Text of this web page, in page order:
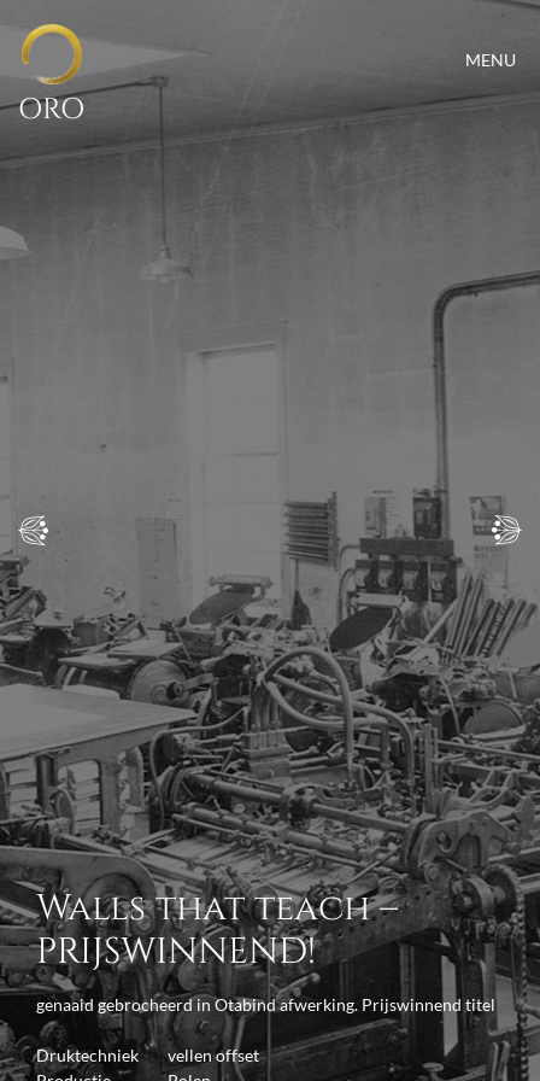
ORO
MENU
Walls that teach –
PRIJSWINNEND!
genaaid gebrocheerd in Otabind afwerking. Prijswinnend titel
Druktechniek
vellen offset